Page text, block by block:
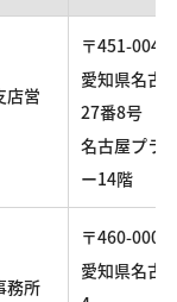
店営
〒451-0045
愛知県名古
27番8号
名古屋プラ
ー14階
務所
〒460-0002
愛知県名古